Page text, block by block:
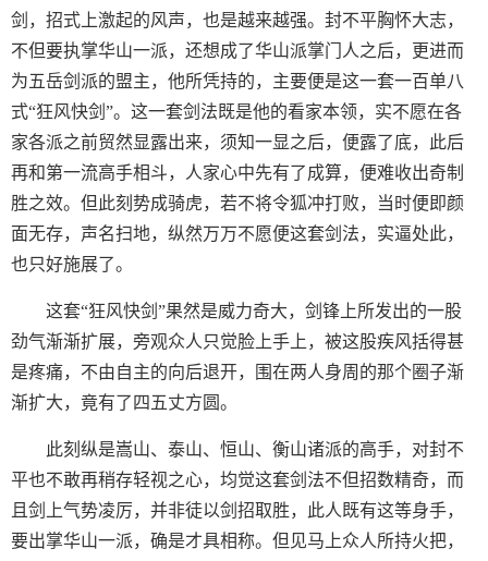
剑，招式上激起的风声，也是越来越强。封不平胸怀大志，
不但要执掌华山一派，还想成了华山派掌门人之后，更进而
为五岳剑派的盟主，他所凭持的，主要便是这一套一百单八
式“狂风快剑”。这一套剑法既是他的看家本领，实不愿在各
家各派之前贸然显露出来，须知一显之后，便露了底，此后
再和第一流高手相斗，人家心中先有了成算，便难收出奇制
胜之效。但此刻势成骑虎，若不将令狐冲打败，当时便即颜
面无存，声名扫地，纵然万万不愿便这套剑法，实逼处此，
也只好施展了。
这套“狂风快剑”果然是威力奇大，剑锋上所发出的一股
劲气渐渐扩展，旁观众人只觉脸上手上，被这股疾风括得甚
是疼痛，不由自主的向后退开，围在两人身周的那个圈子渐
渐扩大，竟有了四五丈方圆。
此刻纵是嵩山、泰山、恒山、衡山诸派的高手，对封不
平也不敢再稍存轻视之心，均觉这套剑法不但招数精奇，而
且剑上气势凌厉，并非徒以剑招取胜，此人既有这等身手，
要出掌华山一派，确是才具相称。但见马上众人所持火把，